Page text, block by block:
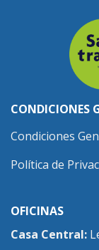
CONDICIONES
Condiciones
Política de
OFICINAS
Casa Central: